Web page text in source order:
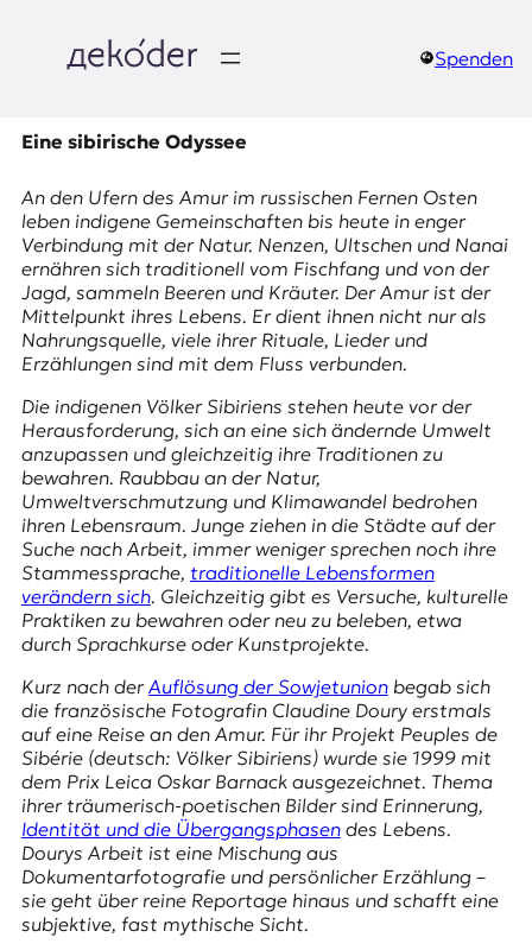
springen
e
k
o
d
e
r
|
D
E
K
O
D
E
R
W
s
s
e
Spenden
Eine sibirische Odyssee
An den Ufern des Amur im russischen Fernen Osten
leben indigene Gemeinschaften bis heute in enger
Verbindung mit der Natur. Nenzen, Ultschen und Nanai
ernähren sich traditionell vom Fischfang und von der
Jagd, sammeln Beeren und Kräuter. Der Amur ist der
Mittelpunkt ihres Lebens. Er dient ihnen nicht nur als
Nahrungsquelle, viele ihrer Rituale, Lieder und
Erzählungen sind mit dem Fluss verbunden.
Die indigenen Völker Sibiriens stehen heute vor der
Herausforderung, sich an eine sich ändernde Umwelt
anzupassen und gleichzeitig ihre Traditionen zu
bewahren. Raubbau an der Natur,
Umweltverschmutzung und Klimawandel bedrohen
ihren Lebensraum. Junge ziehen in die Städte auf der
Suche nach Arbeit, immer weniger sprechen noch ihre
Stammessprache, traditionelle Lebensformen
verändern sich. Gleichzeitig gibt es Versuche, kulturelle
Praktiken zu bewahren oder neu zu beleben, etwa
durch Sprachkurse oder Kunstprojekte.
Kurz nach derAuflösung der Sowjetunionbegab sich
die französische Fotografin Claudine Doury erstmals
auf eine Reise an den Amur. Für ihr Projekt Peuples de
Sibérie(deutsch: Völker Sibiriens) wurde sie 1999 mit
dem Prix Leica Oskar Barnackausgezeichnet. Thema
ihrer träumerisch-poetischen Bilder sind Erinnerung,
Identität und die Übergangsphasendes Lebens.
Dourys Arbeit ist eine Mischung aus
Dokumentarfotografie und persönlicher Erzählung –
sie geht über reine Reportage hinaus und schafft eine
subjektive, fast mythische Sicht.